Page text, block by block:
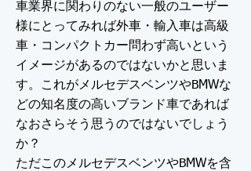
車業界に関わりのない一般のユーザー
様にとってみれば外車・輸入車は高級
車・コンパクトカー問わず高いという
イメージがあるのではないかと思いま
す。これがメルセデスベンツやBMWな
どの知名度の高いブランド車であれば
なおさらそう思うのではないでしょう
か？
ただこのメルセデスベンツやBMWを含